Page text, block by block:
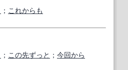
； これからも
； この先ずっと ； 今回から